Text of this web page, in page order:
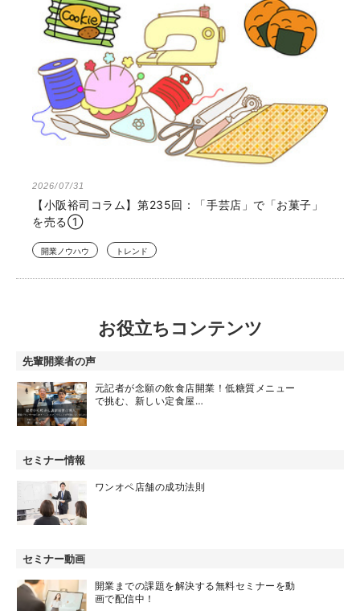
2026/07/31
【小阪裕司コラム】第235回：「手芸店」で「お菓子」
を売る①
開業ノウハウ トレンド
お役立ちコンテンツ
先輩開業者の声
元記者が念願の飲食店開業！低糖質メニュー
で挑む、新しい定食屋…
セミナー情報
ワンオペ店舗の成功法則
セミナー動画
開業までの課題を解決する無料セミナーを動
画で配信中！